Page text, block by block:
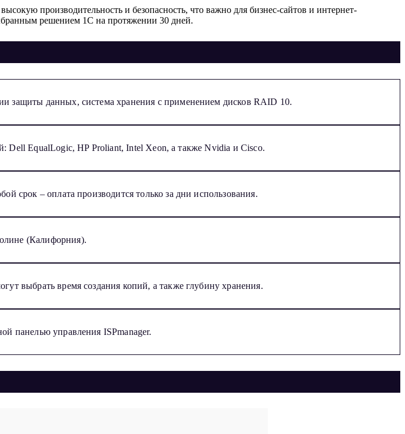
производительность и безопасность, что важно для бизнес-сайтов и интернет-
решением 1C на протяжении 30 дней.
защиты данных, система хранения с применением дисков RAID 10.
Dell EqualLogic, HP Proliant, Intel Xeon, а также Nvidia и Cisco.
срок – оплата производится только за дни использования.
(Калифорния).
выбрать время создания копий, а также глубину хранения.
панелью управления ISPmanager.